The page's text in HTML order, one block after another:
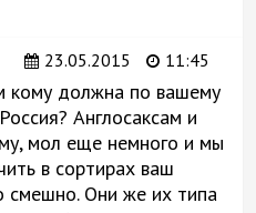
23.05.2015 11:45
кому должна по вашему
Англосаксам и
мол еще немного и мы
в сортирах ваш
Они же их типа